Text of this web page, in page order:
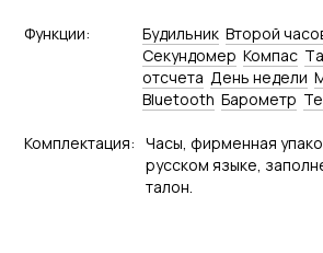
Функции: Будильник Второй
Секундомер Компас
отсчета День недели
Bluetooth Барометр
Комплектация: Часы, фирменная
русском языке,
талон.